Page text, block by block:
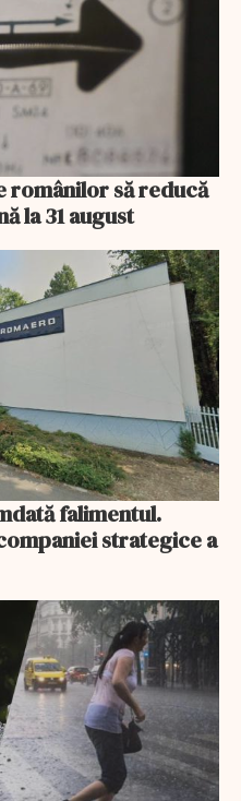
românilor să reducă
la 31 august
falimentul.
strategice a